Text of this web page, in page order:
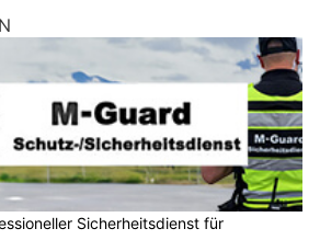
Sicherheitsdienst für